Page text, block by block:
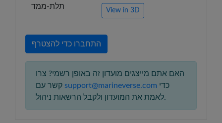
תלת-ממד View in 3D
התחברו כדי להצטרף
האם אתם מייצגים מועדון זה באופן רשמי? צרו
קשר עם support@marineverse.com כדי
לאמת את המועדון ולקבל הרשאות ניהול.